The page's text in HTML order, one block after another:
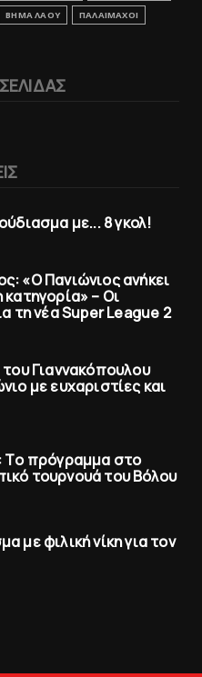
ΒΗΜΑ ΛΑΟΥ ΠΑΛΑΙΜΑΧΟΙ
με... 8 γκολ!
«Ο Πανιώνιος ανήκει
– Οι
τη νέα Super League 2
του Γιαννακόπουλου
με ευχαριστίες και
Tο πρόγραμμα στο
τουρνουά του Bόλου
με φιλική νίκη για τoν